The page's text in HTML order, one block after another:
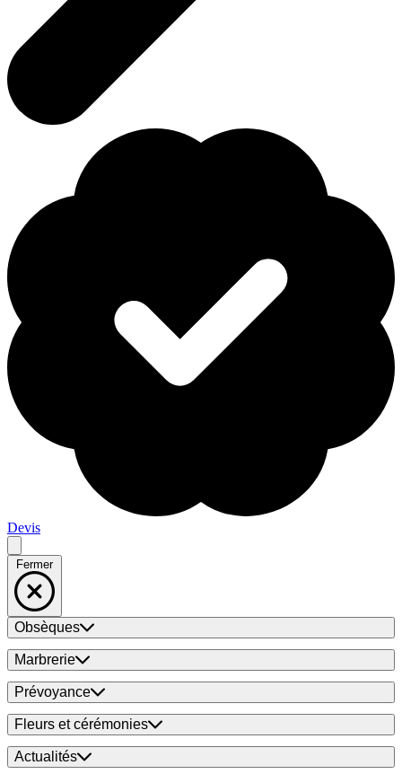
Devis
Fermer
Obsèques
Marbrerie
Prévoyance
Fleurs et cérémonies
Actualités